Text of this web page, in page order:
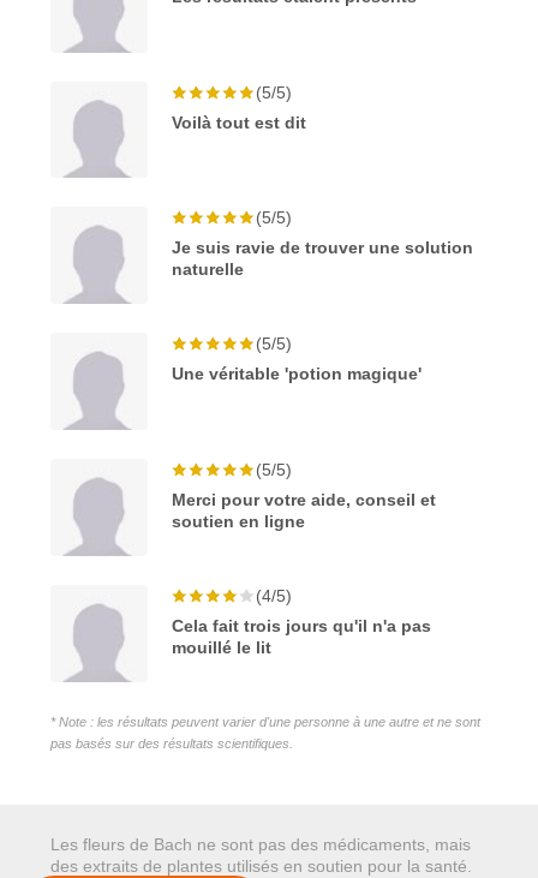
(5/5)
Voilà tout est dit
(5/5)
Je suis ravie de trouver une solution
naturelle
(5/5)
Une véritable 'potion magique'
(5/5)
Merci pour votre aide, conseil et
soutien en ligne
(4/5)
Cela fait trois jours qu'il n'a pas
mouillé le lit
* Note : les résultats peuvent varier d'une personne à une autre et ne sont
pas basés sur des résultats scientifiques.
Les fleurs de Bach ne sont pas des médicaments, mais
des extraits de plantes utilisés en soutien pour la santé.